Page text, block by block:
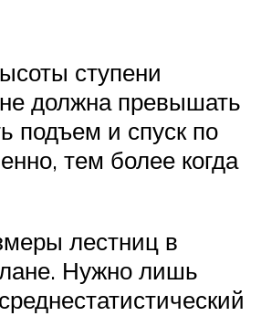
ступени
должна превышать
подъем и спуск по
тем более когда
лестниц в
Нужно лишь